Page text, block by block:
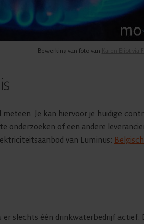
Bewerking van foto van
Je kan hiervoor je huidige
onderzoeken of een andere
van Luminus:
slechts één drinkwaterbedrijf actief.